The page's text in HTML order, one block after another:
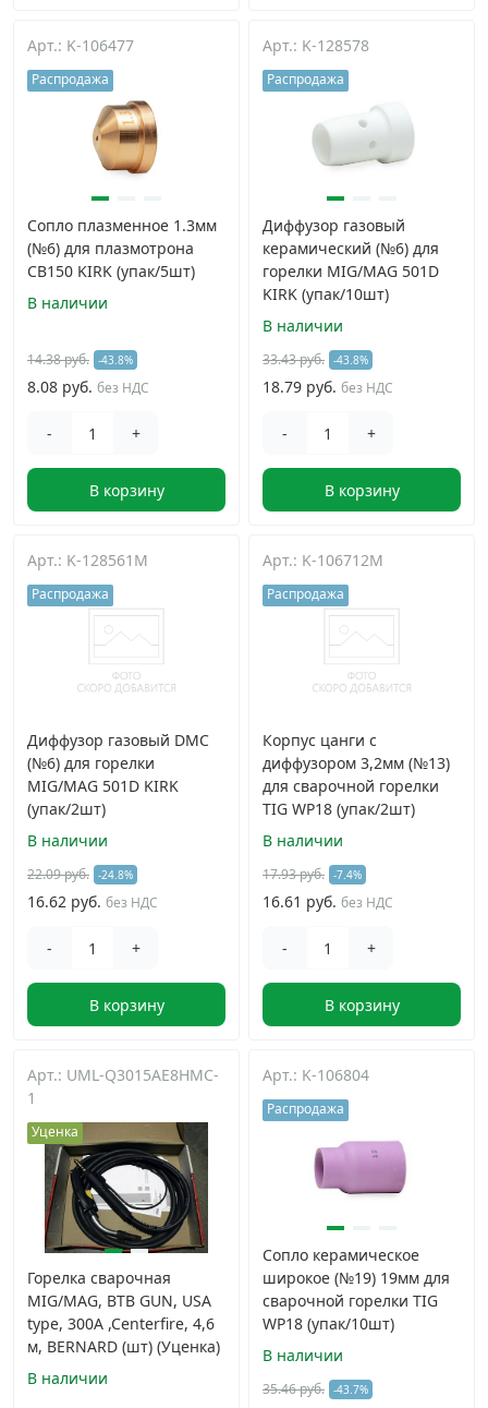
Арт.: K-106477
Распродажа
Сопло плазменное 1.3мм
(№6) для плазмотрона
CB150 KIRK (упак/5шт)
В наличии
14.38 руб. -43.8%
8.08 руб. без НДС
- +
В корзину
Арт.: K-128578
Распродажа
Диффузор газовый
керамический (№6) для
горелки MIG/MAG 501D
KIRK (упак/10шт)
В наличии
33.43 руб. -43.8%
18.79 руб. без НДС
- +
В корзину
Арт.: K-128561M
Распродажа
Диффузор газовый DMC
(№6) для горелки
MIG/MAG 501D KIRK
(упак/2шт)
В наличии
22.09 руб. -24.8%
16.62 руб. без НДС
- +
В корзину
Арт.: K-106712M
Распродажа
Корпус цанги с
диффузором 3,2мм (№13)
для сварочной горелки
TIG WP18 (упак/2шт)
В наличии
17.93 руб. -7.4%
16.61 руб. без НДС
- +
В корзину
Арт.: UML-Q3015AE8HMC-
1
Уценка
Горелка сварочная
MIG/MAG, BTB GUN, USA
type, 300A ,Centerfire, 4,6
м, BERNARD (шт) (Уценка)
В наличии
Арт.: K-106804
Распродажа
Сопло керамическое
широкое (№19) 19мм для
сварочной горелки TIG
WP18 (упак/10шт)
В наличии
35.46 руб. -43.7%